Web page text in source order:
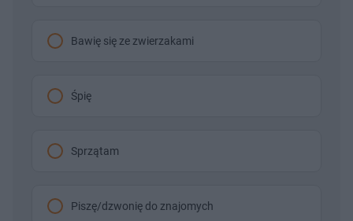
Bawię się ze zwierzakami
Śpię
Sprzątam
Piszę/dzwonię do znajomych